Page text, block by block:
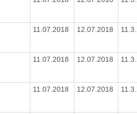
11.07.2018 12.07.2018
11.07.2018 12.07.2018
11.07.2018 12.07.2018